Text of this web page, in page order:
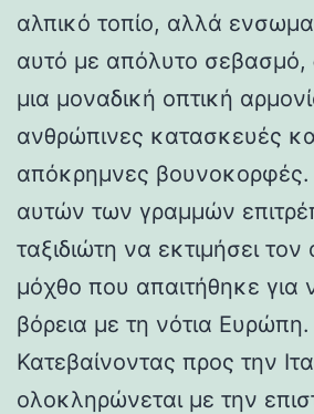
αλπικό τοπίο, αλλά
αυτό με απόλυτο σεβασμό,
μια μοναδική οπτική
ανθρώπινες κατασκευές
απόκρημνες βουνοκορφές.
αυτών των γραμμών
ταξιδιώτη να εκτιμήσει
μόχθο που απαιτήθηκε για
βόρεια με τη νότια Ευρώπη.
Κατεβαίνοντας προς την
ολοκληρώνεται με την